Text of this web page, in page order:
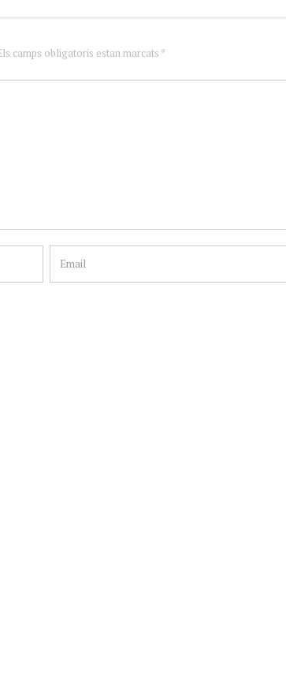
camps obligatoris estan marcats *